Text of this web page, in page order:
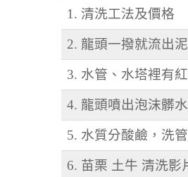
1. 清洗工法及價格
2. 龍頭一撥就流出
3. 水管、水塔裡有
4. 龍頭噴出泡沫髒
5. 水質分酸鹼，洗
6. 苗栗 土牛 清洗影